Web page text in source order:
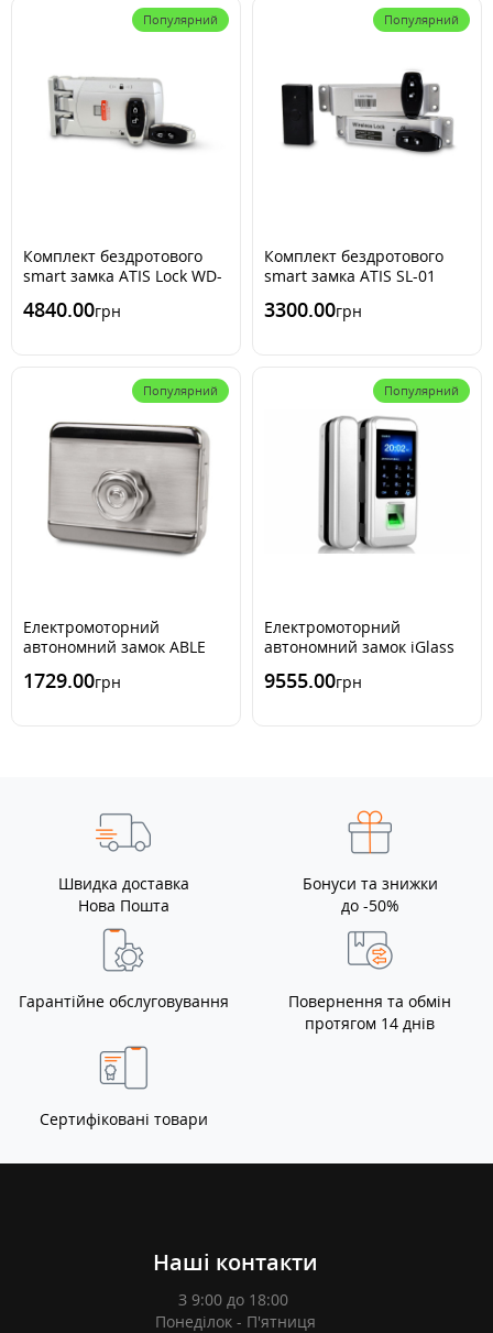
Популярний
Комплект бездротового
smart замка ATIS Lock WD-
4840.00грн
Популярний
Комплект бездротового
smart замка ATIS SL-01
3300.00грн
Популярний
Електромоторний
автономний замок ABLE
1729.00грн
Популярний
Електромоторний
автономний замок iGlass
9555.00грн
Швидка доставка
Нова Пошта
Бонуси та знижки
до -50%
Гарантійне обслуговування
Повернення та обмін
протягом 14 днів
Сертифіковані товари
Наші контакти
З 9:00 до 18:00
Понеділок - П'ятниця